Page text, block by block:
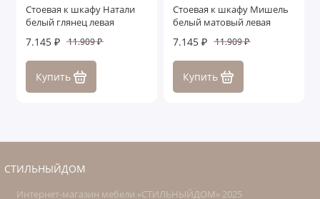
Cтоевая к шкафу Натали
белый глянец левая
7.145 ₽ 11.909 ₽
Купить
Cтоевая к шкафу Мишель
белый матовый левая
7.145 ₽ 11.909 ₽
Купить
СТИЛЬНЫЙДОМ
Интернет-магазин мебели «СТИЛЬНЫЙДОМ» 2025